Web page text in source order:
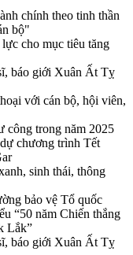
chính theo tinh thần
bộ"
cho mục tiêu tăng
báo giới Xuân Ất Tỵ
với cán bộ, hội viên,
công trong năm 2025
chương trình Tết
sinh thái, thông
bảo vệ Tổ quốc
“50 năm Chiến thắng
Lắk”
báo giới Xuân Ất Tỵ